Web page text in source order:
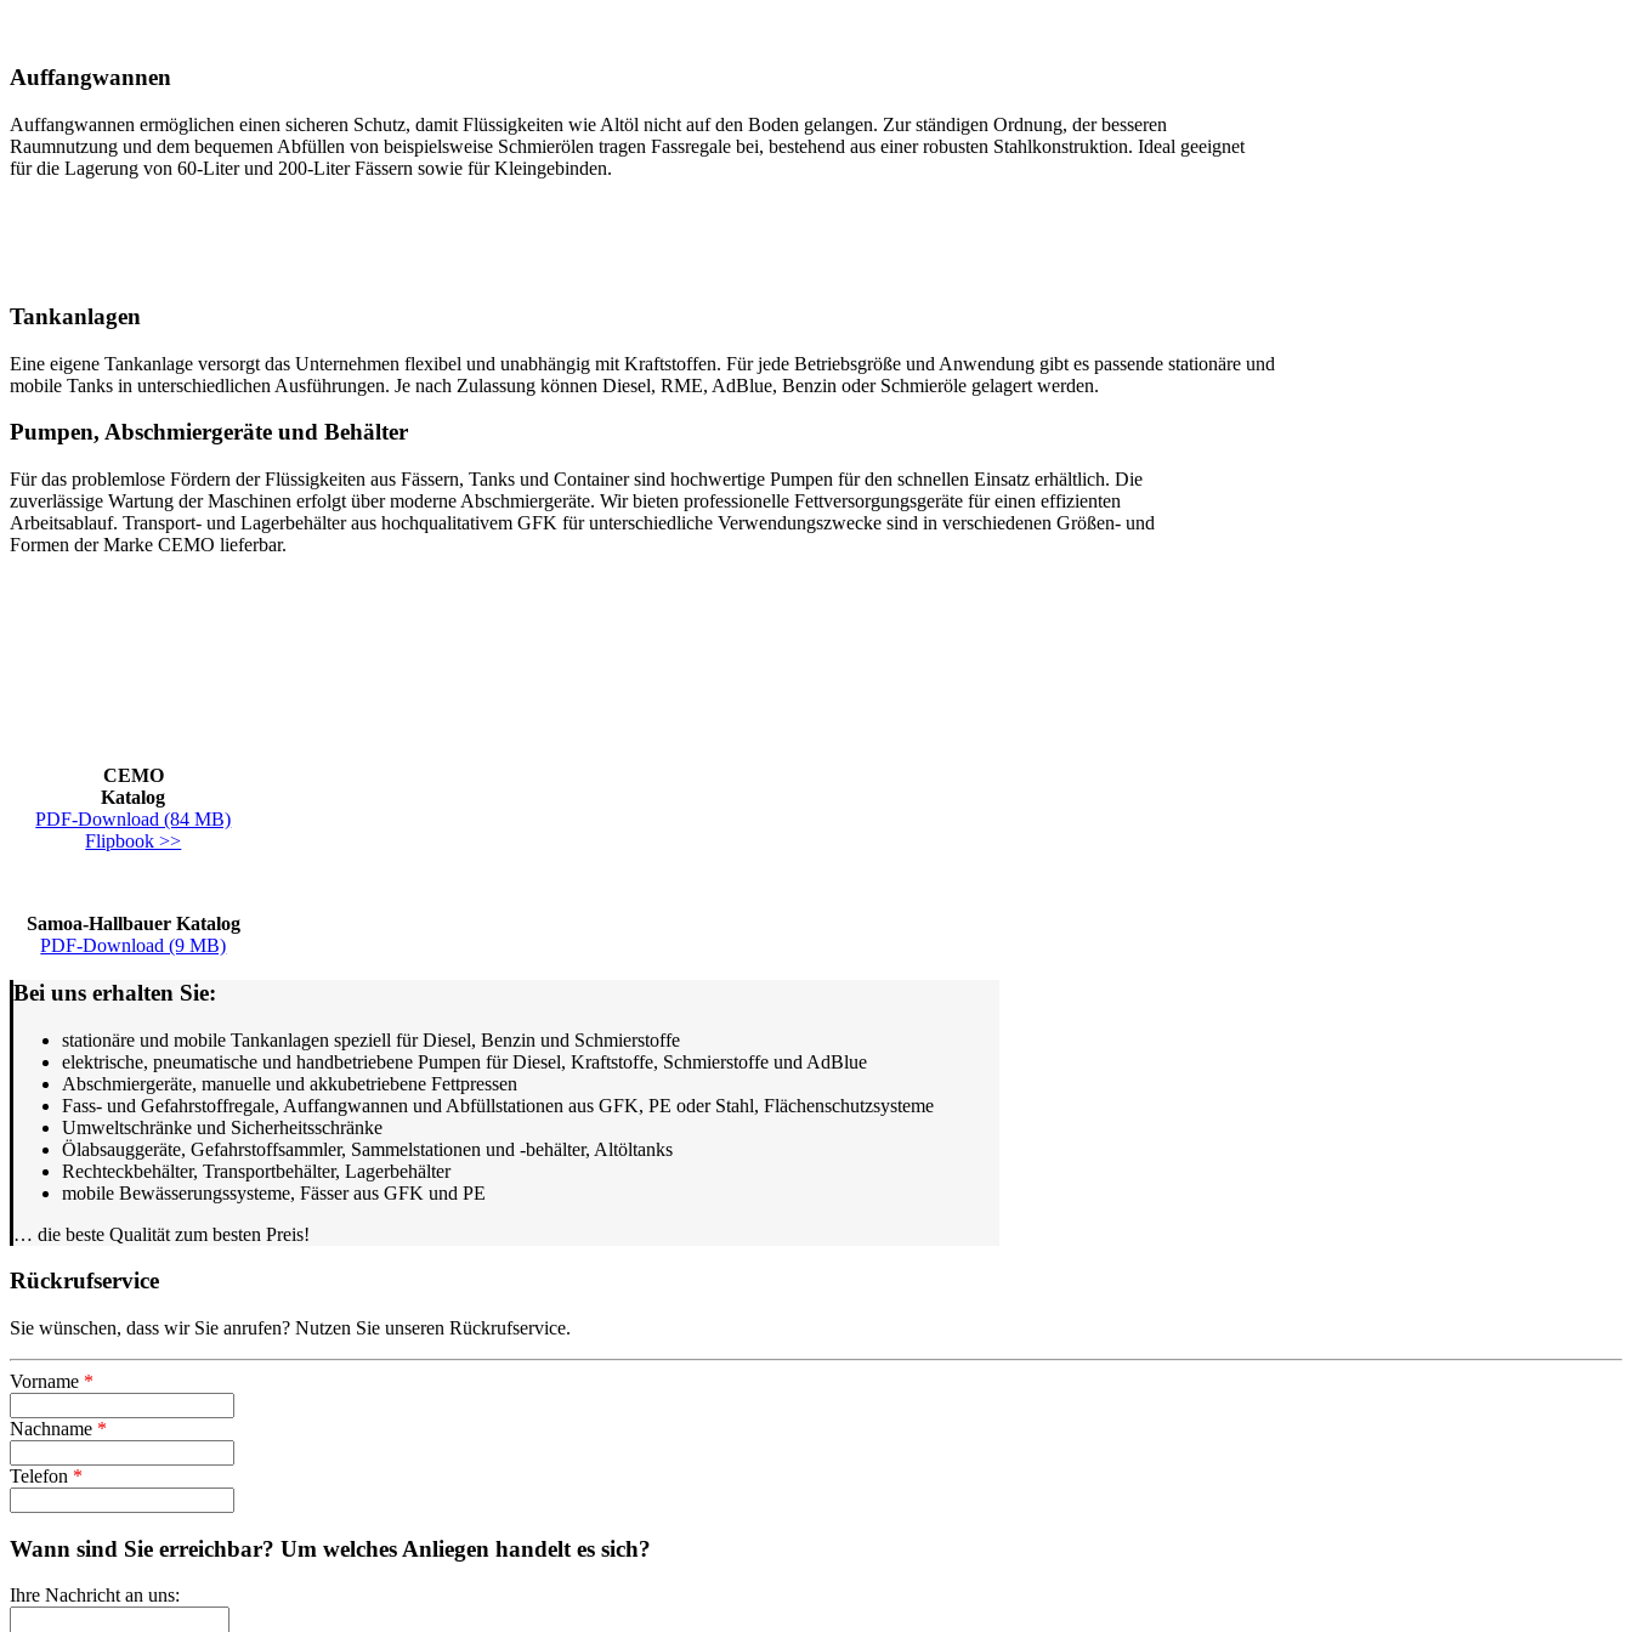
Auffangwannen
Auffangwannen ermöglichen einen sicheren Schutz, damit Flüssigkeiten wie Altöl nicht auf den Boden gelangen. Zur ständigen Ordnung, der besseren
Raumnutzung und dem bequemen Abfüllen von beispielsweise Schmierölen tragen Fassregale bei, bestehend aus einer robusten Stahlkonstruktion. Ideal geeignet
für die Lagerung von 60-Liter und 200-Liter Fässern sowie für Kleingebinden.
Tankanlagen
Eine eigene Tankanlage versorgt das Unternehmen flexibel und unabhängig mit Kraftstoffen. Für jede Betriebsgröße und Anwendung gibt es passende stationäre und
mobile Tanks in unterschiedlichen Ausführungen. Je nach Zulassung können Diesel, RME, AdBlue, Benzin oder Schmieröle gelagert werden.
Pumpen, Abschmiergeräte und Behälter
Für das problemlose Fördern der Flüssigkeiten aus Fässern, Tanks und Container sind hochwertige Pumpen für den schnellen Einsatz erhältlich. Die
zuverlässige Wartung der Maschinen erfolgt über moderne Abschmiergeräte. Wir bieten professionelle Fettversorgungsgeräte für einen effizienten
Arbeitsablauf. Transport- und Lagerbehälter aus hochqualitativem GFK für unterschiedliche Verwendungszwecke sind in verschiedenen Größen- und
Formen der Marke CEMO lieferbar.
CEMO
Katalog
PDF-Download (84 MB)
Flipbook >>
Samoa-Hallbauer Katalog
PDF-Download (9 MB)
Bei uns erhalten Sie:
stationäre und mobile Tankanlagen speziell für Diesel, Benzin und Schmierstoffe
elektrische, pneumatische und handbetriebene Pumpen für Diesel, Kraftstoffe, Schmierstoffe und AdBlue
Abschmiergeräte, manuelle und akkubetriebene Fettpressen
Fass- und Gefahrstoffregale, Auffangwannen und Abfüllstationen aus GFK, PE oder Stahl, Flächenschutzsysteme
Umweltschränke und Sicherheitsschränke
Ölabsauggeräte, Gefahrstoffsammler, Sammelstationen und -behälter, Altöltanks
Rechteckbehälter, Transportbehälter, Lagerbehälter
mobile Bewässerungssysteme, Fässer aus GFK und PE
… die beste Qualität zum besten Preis!
Rückrufservice
Sie wünschen, dass wir Sie anrufen? Nutzen Sie unseren Rückrufservice.
Vorname *
Nachname *
Telefon *
Wann sind Sie erreichbar? Um welches Anliegen handelt es sich?
Ihre Nachricht an uns: